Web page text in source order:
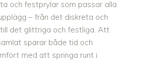
och festprylar som passar alla
– från det diskreta och
det glittriga och festliga. Att
sparar både tid och
med att springa runt i